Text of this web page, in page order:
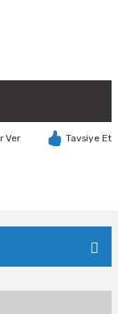
Ver Tavsiye Et